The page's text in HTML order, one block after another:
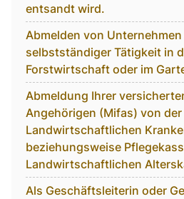
entsandt wird.
Abmelden von
selbstständiger Tätigkeit in
Forstwirtschaft oder im
Abmeldung Ihrer
Angehörigen (Mifas) von der
Landwirtschaftlichen
beziehungsweise
Landwirtschaftlichen
Als Geschäftsleiterin oder